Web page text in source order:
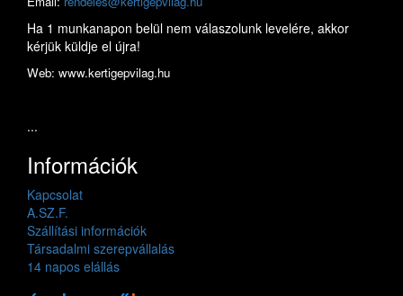
Ha 1 munkanapon belül nem válaszolunk levelére, akkor
kérjük küldje el újra!
Web: www.kertigepvilag.hu
...
Információk
Kapcsolat
A.SZ.F.
Szállítási információk
Társadalmi szerepvállalás
14 napos elállás